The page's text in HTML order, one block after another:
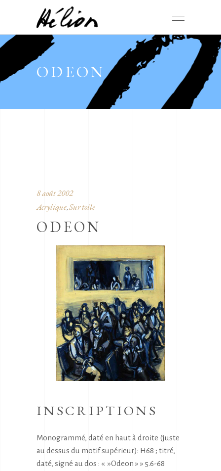
ODEON
8 août 2002
Acrylique, Sur toile
ODEON
INSCRIPTIONS
Monogrammé, daté en haut à droite (juste
au dessus du motif supérieur): H68 ; titré,
daté, signé au dos : « »Odeon » » 5.6-68